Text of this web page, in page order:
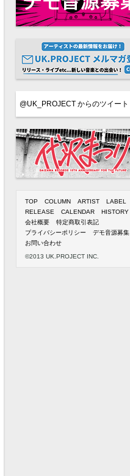
@UK_PROJECT からのツイート
TOP COLUMN ARTIST
LABEL
RELEASE
CALENDAR
HISTORY
会社概要
特定商取引表記
プライバシーポリシー
デモ音源募集
お問い合わせ
©2013 UK.PROJECT INC.